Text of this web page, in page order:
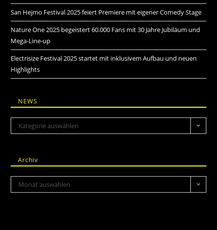
San Hejmo Festival 2025 feiert Premiere mit eigener Comedy Stage
Nature One 2025 begeistert 60.000 Fans mit 30 Jahre Jubiläum und
Mega-Line-up
Electrisize Festival 2025 startet mit inklusivem Aufbau und neuen
Highlights
NEWS
Kategorie auswählen
Archiv
Monat auswählen